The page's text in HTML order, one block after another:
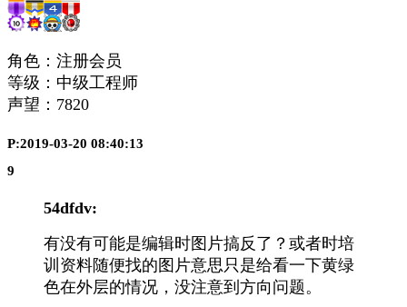
角色：注册会员
等级：中级工程师
声望： 7820
P:2019-03-20 08:40:13
9
54dfdv:
有没有可能是编辑时图片搞反了？或者时培
训资料随便找的图片意思只是给看一下黄绿
色在外层的情况，没注意到方向问题。